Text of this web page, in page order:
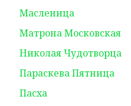
Масленица
Матрона Московская
Николая Чудотворца
Параскева Пятница
Пасха